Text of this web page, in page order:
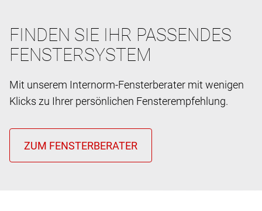
FINDEN SIE IHR PASSENDES
FENSTERSYSTEM
Mit unserem Internorm-Fensterberater mit wenigen
Klicks zu Ihrer persönlichen Fensterempfehlung.